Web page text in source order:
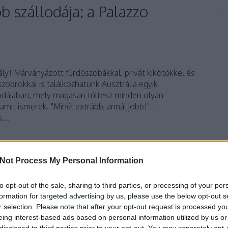
Process My Personal Information
opt-out of the sale, sharing to third parties, or processing of your
for targeted advertising by us, please use the below opt-out
selection. Please note that after your opt-out request is processed
interest-based ads based on personal information utilized by us
szállodája: a Palazzo
Márványázott fürdőszobákkal, privát kikötőkkel és
is találkozhatunk Ausztrália egyik
mely magasan túltesz minden olyan
ismerek. "Minél extrább, annál jobb!" -
TOVÁBB
komment
szállás nyaralás luxus szálloda medence vakáció
hotelszoba australia gold coast aranypart luxushotel